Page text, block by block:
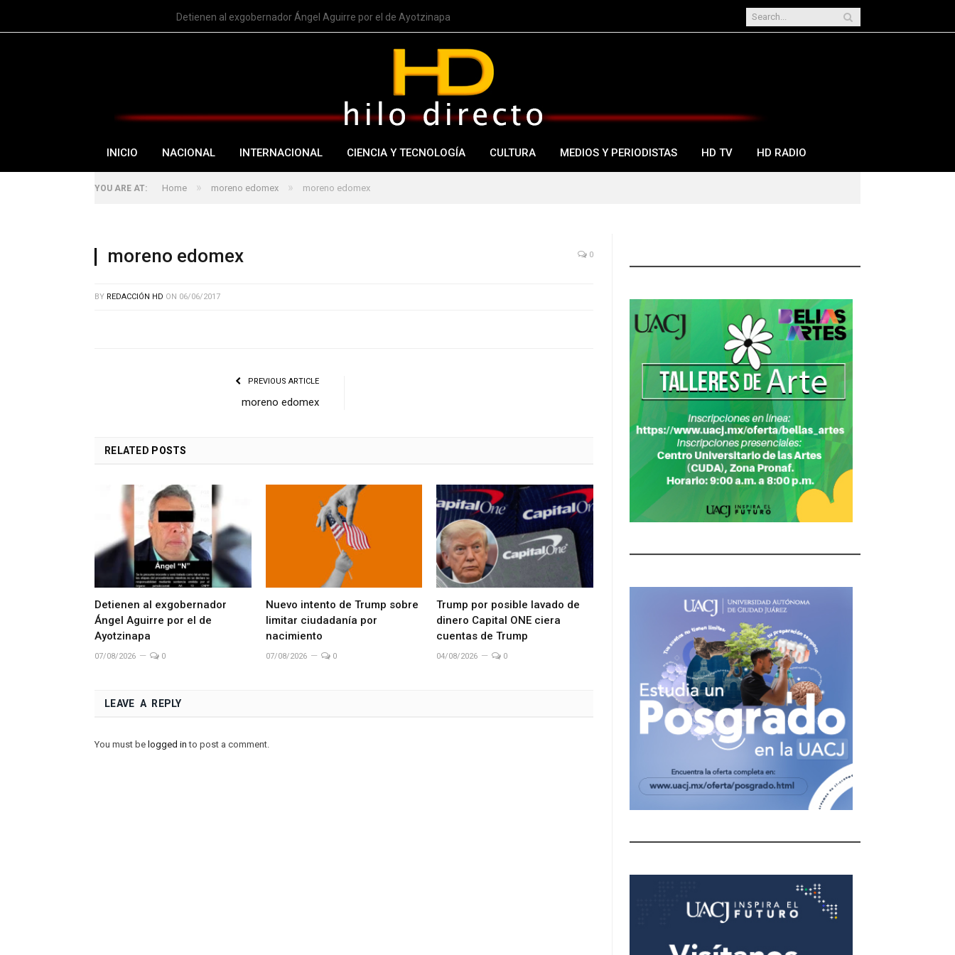
Detienen al exgobernador Ángel Aguirre por el de Ayotzinapa
INICIO NACIONAL INTERNACIONAL CIENCIA Y TECNOLOGÍA CULTURA MEDIOS Y PERIODISTAS HD TV HD RADIO
YOU ARE AT: Home » moreno edomex » moreno edomex
moreno edomex 0
BY REDACCIÓN HD ON 06/06/2017
PREVIOUS ARTICLE
moreno edomex
RELATED POSTS
Detienen al exgobernador
Ángel Aguirre por el de
Ayotzinapa
07/08/2026 0
Nuevo intento de Trump sobre
limitar ciudadanía por
nacimiento
07/08/2026 0
Trump por posible lavado de
dinero Capital ONE ciera
cuentas de Trump
04/08/2026 0
LEAVE A REPLY
You must be logged in to post a comment.